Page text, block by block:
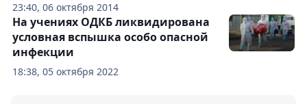
23:40, 06 октября 2014
18:38, 05 октября 2022
На учениях ОДКБ ликвидирована
условная вспышка особо опасной
инфекции